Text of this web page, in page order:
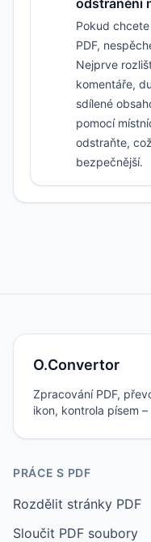
odstranění
Pokud
PDF,
Nejprve
komentáře,
sdílené
pomocí
odstraňte,
bezpečnější.
O.Convertor
Zpracování PDF,
ikon, kontrola písem
PRÁCE S PDF
Rozdělit stránky PDF
Sloučit PDF soubory